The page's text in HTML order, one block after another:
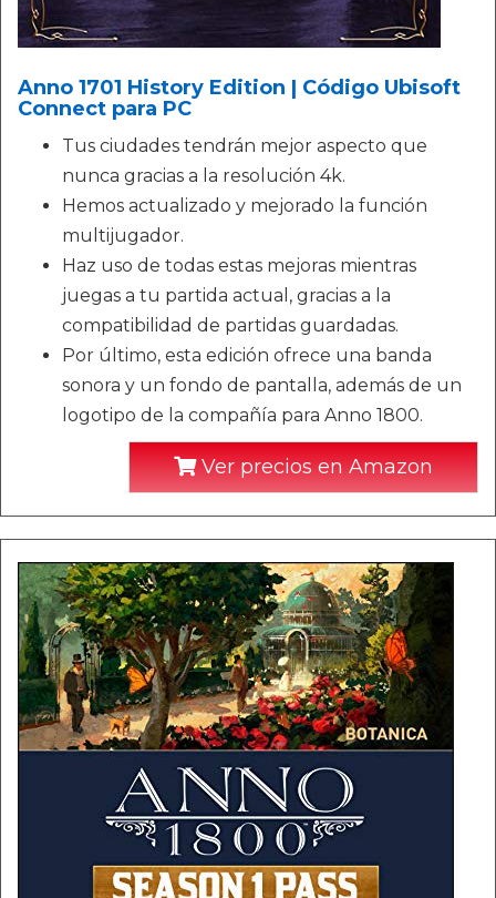
Anno 1701 History Edition | Código Ubisoft
Connect para PC
Tus ciudades tendrán mejor aspecto que
nunca gracias a la resolución 4k.
Hemos actualizado y mejorado la función
multijugador.
Haz uso de todas estas mejoras mientras
juegas a tu partida actual, gracias a la
compatibilidad de partidas guardadas.
Por último, esta edición ofrece una banda
sonora y un fondo de pantalla, además de un
logotipo de la compañía para Anno 1800.
Ver precios en Amazon